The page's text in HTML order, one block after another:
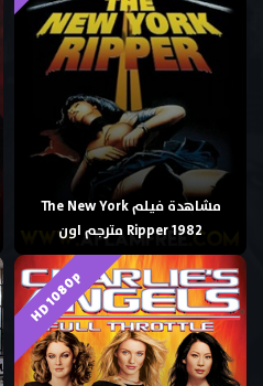
مشاهدة فيلم The New York
Ripper 1982 مترجم اون
HD 1080p